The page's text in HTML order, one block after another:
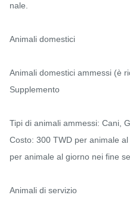
nale.
Animali domestici
Animali domestici ammessi (è
Supplemento
Tipi di animali ammessi: Cani,
Costo: 300 TWD per animale
per animale al giorno nei fine
Animali di servizio